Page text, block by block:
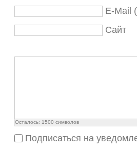
E-Mail
Сайт
Осталось: 1500 символов
Подписаться на